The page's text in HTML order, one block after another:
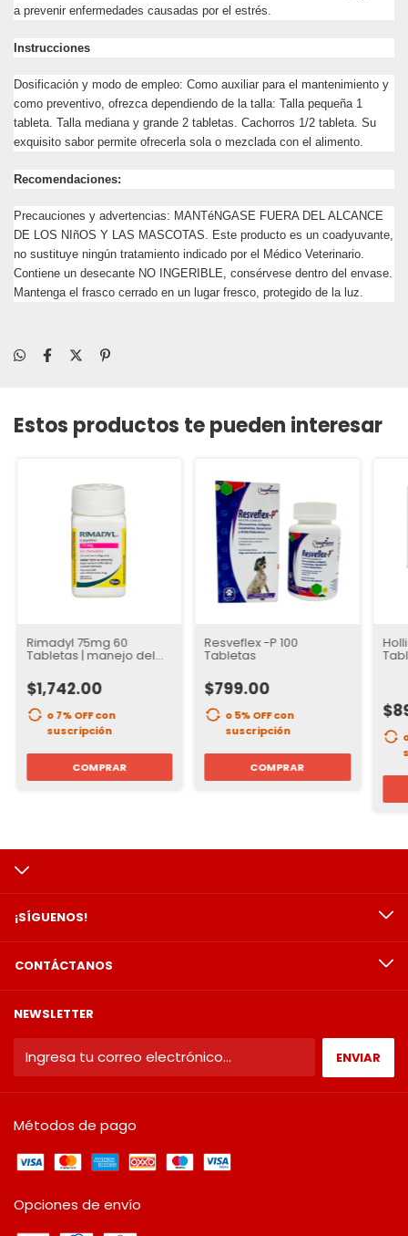
a prevenir enfermedades causadas por el estrés.
Instrucciones
Dosificación y modo de empleo: Como auxiliar para el mantenimiento y
como preventivo, ofrezca dependiendo de la talla: Talla pequeña 1
tableta. Talla mediana y grande 2 tabletas. Cachorros 1/2 tableta. Su
exquisito sabor permite ofrecerla sola o mezclada con el alimento.
Recomendaciones:
Precauciones y advertencias: MANTéNGASE FUERA DEL ALCANCE
DE LOS NIñOS Y LAS MASCOTAS. Este producto es un coadyuvante,
no sustituye ningún tratamiento indicado por el Médico Veterinario.
Contiene un desecante NO INGERIBLE, consérvese dentro del envase.
Mantenga el frasco cerrado en un lugar fresco, protegido de la luz.
Estos productos te pueden interesar
Rimadyl 75mg 60
Tabletas | manejo del
$1,742.00
o 7% OFFcon
suscripción
COMPRAR
Resveflex -P 100
Tabletas
$799.00
o 5% OFFcon
suscripción
COMPRAR
¡SÍGUENOS!
CONTÁCTANOS
NEWSLETTER
Métodos de pago
Opciones de envío